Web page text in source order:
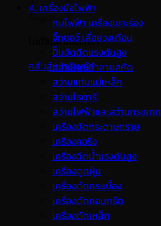
ไม่มีสินค้าในตะกร้า
กลับสู่หน้าร้านค้า
A. เครื่องมือไฟฟ้า
กบไฟฟ้า เครื่องเซาะร่อง
จิ๊กซอว์ เลื่อยวงเดือน
ปั๊มอัดฉีดแรงดันสูง
สว่านเจาะทำลายสกัด
สว่านแท่นแม่เหล็ก
สว่านโรตารี
สว่านไฟฟ้าและสว่านกระแทก
เครื่องขัดกระดาษทราย
เครื่องคอริ่ง
เครื่องฉีดน้ำแรงดันสูง
เครื่องดูดฝุ่น
เครื่องตัดกระเบื้อง
เครื่องตัดคอนกรีต
เครื่องตัดเหล็ก